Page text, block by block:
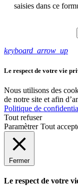
saisies dans ce
keyboard_arrow_up
Le respect de votre vie
Nous utilisons des
de notre site et afin
Politique de
Tout refuser
Paramètrer Tout
Fermer
Le respect de votre